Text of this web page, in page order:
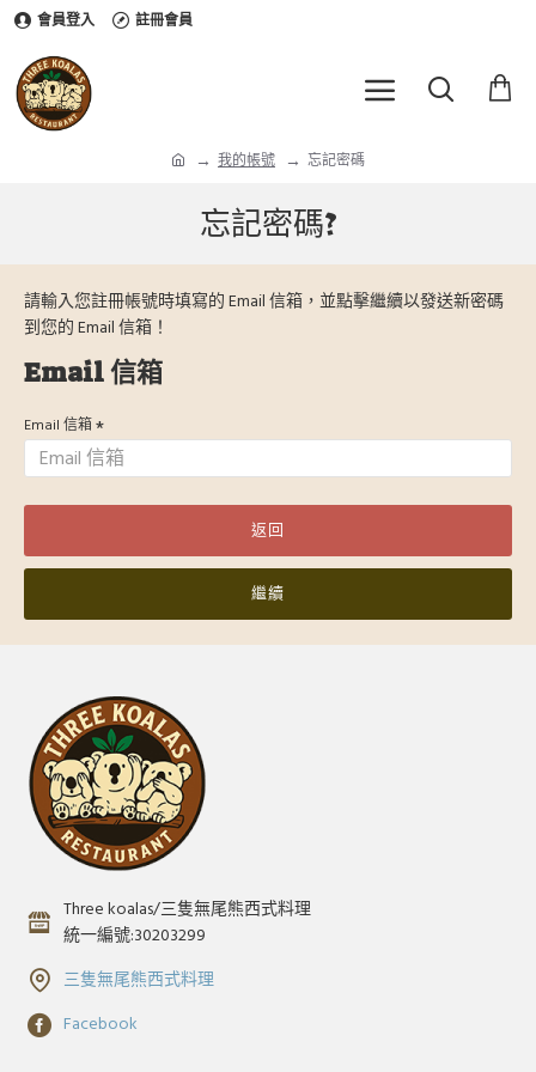
會員登入 註冊會員
我的帳號 忘記密碼
忘記密碼?
請輸入您註冊帳號時填寫的 Email 信箱，並點擊繼續以發送新密碼
到您的 Email 信箱！
Email 信箱
Email 信箱
返回
繼續
Three koalas/三隻無尾熊西式料理
統一編號:30203299
三隻無尾熊西式料理
Facebook